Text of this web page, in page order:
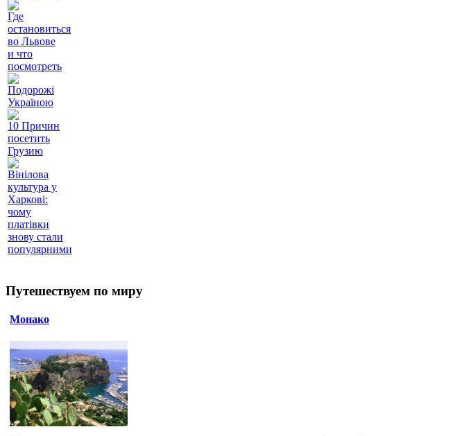
Где
остановиться
во Львове
и что
посмотреть
Подорожі
Україною
10 Причин
посетить
Грузию
Вінілова
культура у
Харкові:
чому
платівки
знову стали
популярними
Путешествуем по миру
Монако